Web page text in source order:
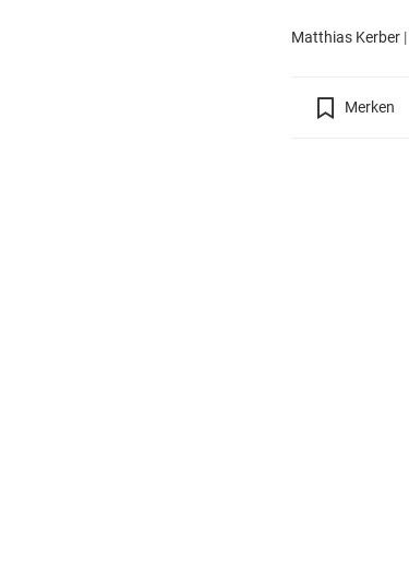
Matthias Kerber|
Merken